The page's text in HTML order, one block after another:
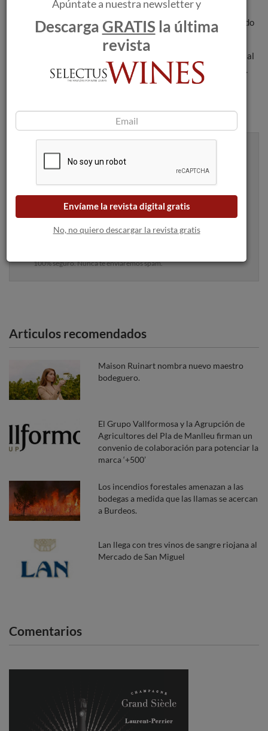
marchamos en una mesa redonda que contará con célebres
personalidades del vino, tales como Ferran Centelles, Fernando
Mora MW, Pedro Ballesteros MW y Sarah Jane Evans MW.
“Poner en marcha esta nueva normativa es un gran desafío y, al
mismo tiempo, un gran logro de todos los asociados de la D.O.
CAVA.”, concluye Javier Pagés.
Recibe artículos como este en tu
bandeja de entrada
100% seguro. Nunca te enviaremos spam.
Articulos recomendados
Maison Ruinart nombra nuevo maestro
bodeguero.
El Grupo Vallformosa y la Agrupción de
Agricultores del Pla de Manlleu firman un
convenio de colaboración para potenciar la
marca ‘+500’
Los incendios forestales amenazan a las
bodegas a medida que las llamas se acercan
a Burdeos.
Lan llega con tres vinos de sangre riojana al
Mercado de San Miguel
Comentarios
Apúntate a nuestra newsletter y
DescargaGRATIS la última
revista
Envíame la revista digital gratis
No, no quiero descargar la revista gratis